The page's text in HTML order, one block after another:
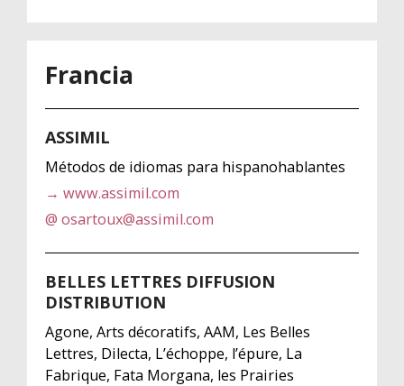
Francia
ASSIMIL
Métodos de idiomas para hispanohablantes
→ www.assimil.com
@ osartoux@assimil.com
BELLES LETTRES DIFFUSION
DISTRIBUTION
Agone, Arts décoratifs, AAM, Les Belles
Lettres, Dilecta, L’échoppe, l’épure, La
Fabrique, Fata Morgana, les Prairies